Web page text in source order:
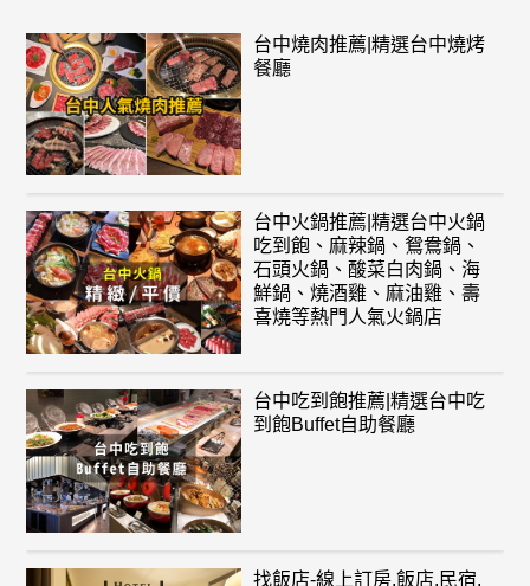
台中燒肉推薦|精選台中燒烤
餐廳
台中火鍋推薦|精選台中火鍋
吃到飽、麻辣鍋、鴛鴦鍋、
石頭火鍋、酸菜白肉鍋、海
鮮鍋、燒酒雞、麻油雞、壽
喜燒等熱門人氣火鍋店
台中吃到飽推薦|精選台中吃
到飽Buffet自助餐廳
找飯店-線上訂房,飯店,民宿,